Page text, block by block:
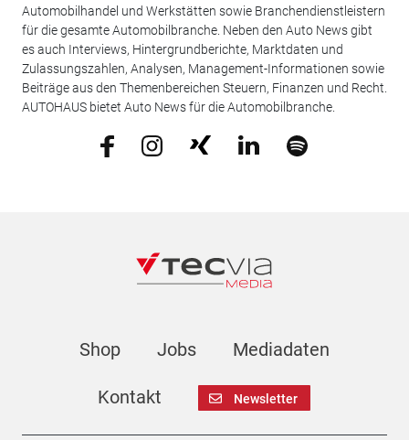
Automobilhandel und Werkstätten sowie Branchendienstleistern
für die gesamte Automobilbranche. Neben den Auto News gibt
es auch Interviews, Hintergrundberichte, Marktdaten und
Zulassungszahlen, Analysen, Management-Informationen sowie
Beiträge aus den Themenbereichen Steuern, Finanzen und Recht.
AUTOHAUS bietet Auto News für die Automobilbranche.
Shop Jobs Mediadaten
Kontakt Newsletter